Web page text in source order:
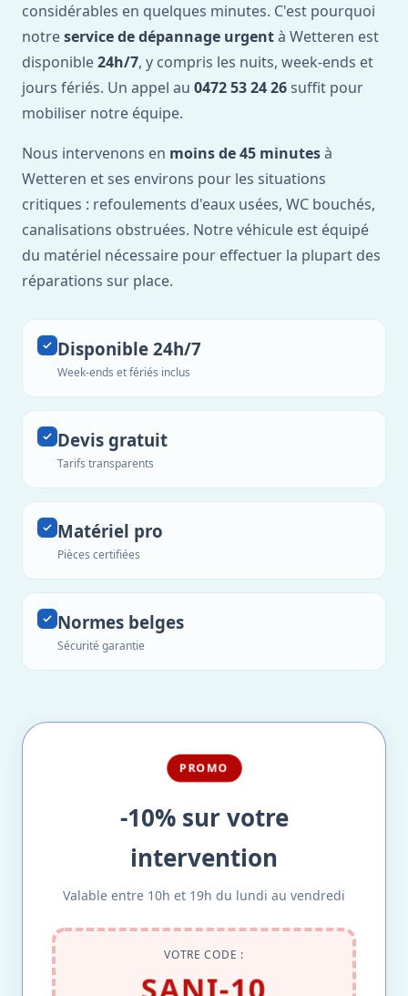
considérables en quelques minutes. C'est pourquoi
notreservice de dépannage urgentà Wetteren est
disponible24h/7, y compris les nuits, week-ends et
jours fériés. Un appel au 0472 53 24 26 suffit pour
mobiliser notre équipe.
Nous intervenons en moins de 45 minutesà
Wetteren et ses environs pour les situations
critiques : refoulements d'eaux usées, WC bouchés,
canalisations obstruées. Notre véhicule est équipé
du matériel nécessaire pour effectuer la plupart des
réparations sur place.
Disponible 24h/7
Week-ends et fériés inclus
Devis gratuit
Tarifs transparents
Matériel pro
Pièces certifiées
Normes belges
Sécurité garantie
PROMO
-10% sur votre
intervention
Valable entre 10h et 19h du lundi au vendredi
VOTRE CODE :